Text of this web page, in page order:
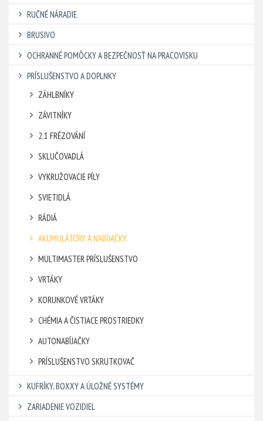
RUČNÉ NÁRADIE
BRUSIVO
OCHRANNÉ POMÔCKY A BEZPEČNOSŤ NA PRACOVISKU
PRÍSLUŠENSTVO A DOPLNKY
ZÁHLBNÍKY
ZÁVITNÍKY
2.1 FRÉZOVÁNÍ
SKLUČOVADLÁ
VYKRUŽOVACIE PÍLY
SVIETIDLÁ
RÁDIÁ
AKUMULÁTORY A NABÍJAČKY
MULTIMASTER PRÍSLUŠENSTVO
VRTÁKY
KORUNKOVÉ VRTÁKY
CHÉMIA A ČISTIACE PROSTRIEDKY
AUTONABÍJAČKY
PRÍSLUŠENSTVO SKRUTKOVAČ
KUFRÍKY, BOXXY A ÚLOŽNÉ SYSTÉMY
ZARIADENIE VOZIDIEL